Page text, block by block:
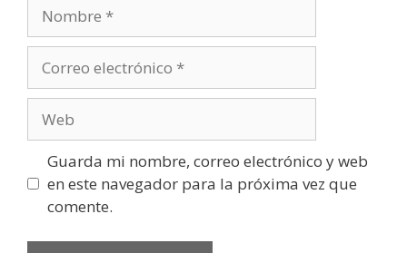
electrónico
Guarda mi nombre, correo electrónico y web
en este navegador para la próxima vez que
comente.